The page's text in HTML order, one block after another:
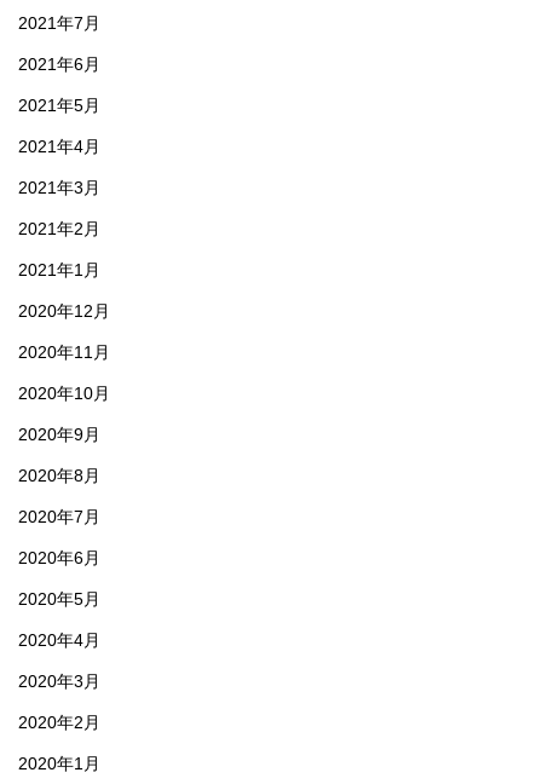
2021年7月
2021年6月
2021年5月
2021年4月
2021年3月
2021年2月
2021年1月
2020年12月
2020年11月
2020年10月
2020年9月
2020年8月
2020年7月
2020年6月
2020年5月
2020年4月
2020年3月
2020年2月
2020年1月